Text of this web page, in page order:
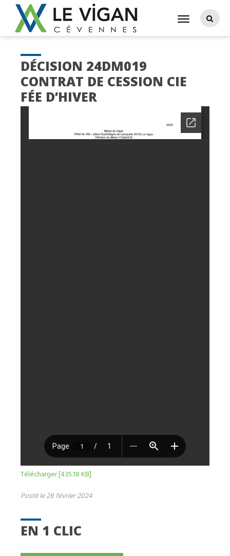
EN 1 CLIC
DÉCISION 24DM019
CONTRAT DE CESSION CIE
FÉE D’HIVER
Télécharger [435.18 KB]
Posté le 28 février 2024